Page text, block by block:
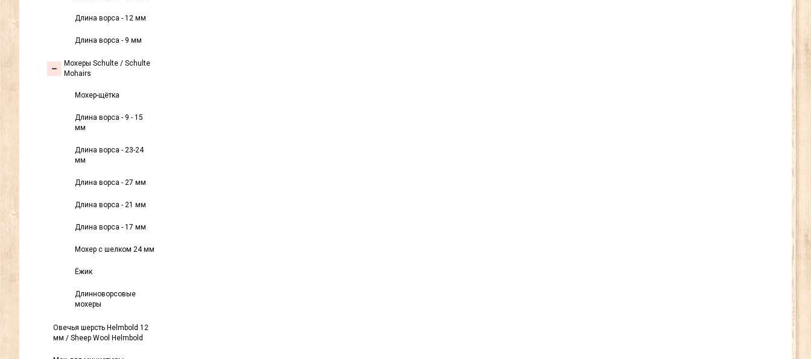
Длина ворса - 12 мм
Длина ворса - 9 мм
Мохеры Sсhulte / Schulte
Mohairs
Мохер-щётка
Длина ворса - 9 - 15
мм
Длина ворса - 23-24
мм
Длина ворса - 27 мм
Длина ворса - 21 мм
Длина ворса - 17 мм
Мохер с шелком 24 мм
Ёжик
Длинноворсовые
мохеры
Овечья шерсть Helmbold 12
мм / Sheep Wool Helmbold